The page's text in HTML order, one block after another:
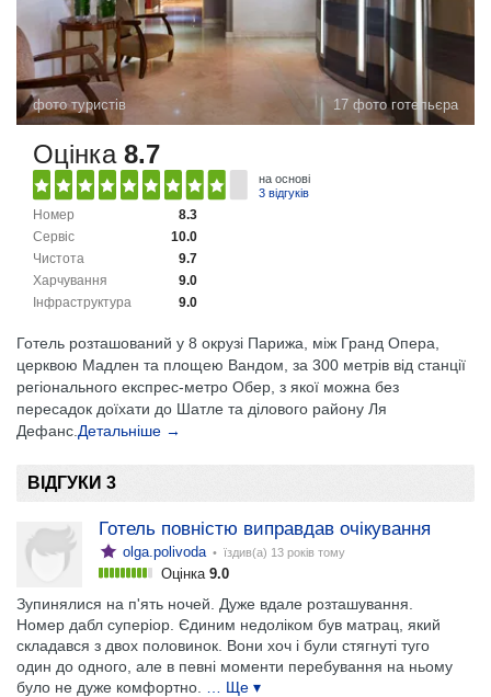
фото туристів 17 фото готельєра
Оцінка 8.7
на основі
3 відгуків
8.3
Номер
10.0
Сервіс
9.7
Чистота
9.0
Харчування
9.0
Інфраструктура
Готель розташований у 8 окрузі Парижа, між Гранд Опера,
церквою Мадлен та площею Вандом, за 300 метрів від станції
регіонального експрес-метро Обер, з якої можна без
пересадок доїхати до Шатле та ділового району Ля
Дефанс. Детальніше →
ВІДГУКИ 3
Готель повністю виправдав очікування
olga.polivoda • їздив(а) 13 років тому
Оцінка 9.0
Зупинялися на п'ять ночей. Дуже вдале розташування.
Номер дабл суперіор. Єдиним недоліком був матрац, який
складався з двох половинок. Вони хоч і були стягнуті туго
один до одного, але в певні моменти перебування на ньому
було не дуже комфортно.
… Ще ▾